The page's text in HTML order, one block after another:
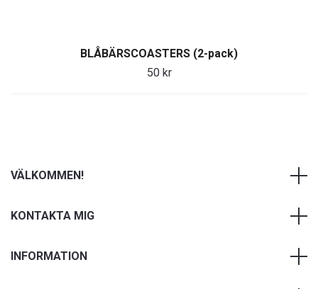
BLÅBÄRSCOASTERS (2-pack)
50 kr
VÄLKOMMEN!
KONTAKTA MIG
INFORMATION